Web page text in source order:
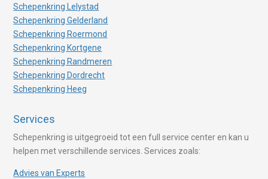
Schepenkring Lelystad
Schepenkring Gelderland
Schepenkring Roermond
Schepenkring Kortgene
Schepenkring Randmeren
Schepenkring Dordrecht
Schepenkring Heeg
Services
Schepenkring is uitgegroeid tot een full service center en kan u
helpen met verschillende services. Services zoals:
Advies van Experts